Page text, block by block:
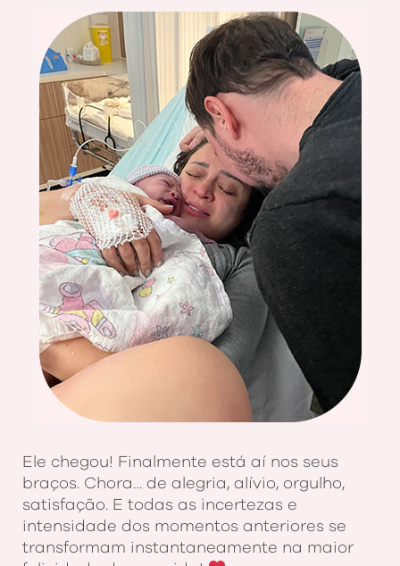
Ele chegou! Finalmente está aí nos seus
braços. Chora… de alegria, alívio, orgulho,
satisfação. E todas as incertezas e
intensidade dos momentos anteriores se
transformam instantaneamente na maior